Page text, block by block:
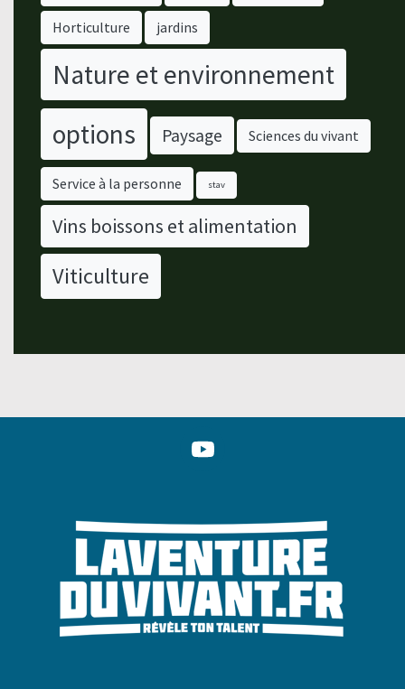
Horticulture jardins
Nature et environnement
options
Paysage Sciences du vivant
Service à la personne stav
Vins boissons et alimentation
Viticulture